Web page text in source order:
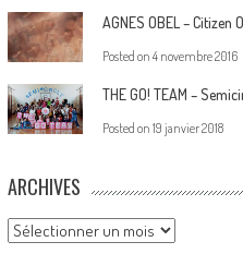
AGNES OBEL – Citizen
Posted on 4 novembre 2016
THE GO! TEAM –
Posted on 19 janvier 2018
ARCHIVES
Archives